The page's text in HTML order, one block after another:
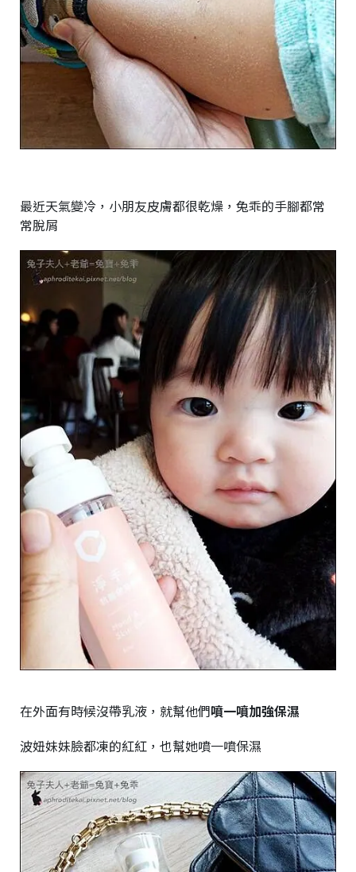
最近天氣變冷，小朋友皮膚都很乾燥，兔乖的手腳都常
常脫屑
在外面有時候沒帶乳液，就幫他們噴一噴加強保濕
波妞妹妹臉都凍的紅紅，也幫她噴一噴保濕